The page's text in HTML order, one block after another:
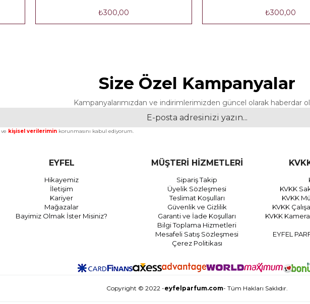
Size Özel Kampanyalar
Kampanyalarımızdan ve indirimlerimizden güncel olarak haberdar
ve kişisel verilerimin korunmasını kabul ediyorum.
EYFEL
Hikayemiz
İletişim
Kariyer
Mağazalar
Bayimiz Olmak İster Misiniz?
MÜŞTERİ HİZMETLERİ
Sipariş Takip
Üyelik Sözleşmesi
Teslimat Koşulları
Güvenlik ve Gizlilik
Garanti ve İade Koşulları
Bilgi Toplama Hizmetleri
Mesafeli Satış Sözleşmesi
Çerez Politikası
KVKK
KVKK
KVKK
KVKK
EYFEL
Copyright © 2022 -eyfelparfum.com- Tüm Hakları Saklıdır.